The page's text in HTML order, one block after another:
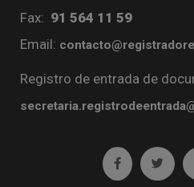
Fax: 91 564 11 59
Email:
Registro de entrada de
Ir a facebook
Ir a